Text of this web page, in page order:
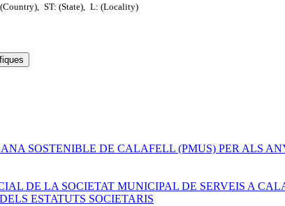
ST: (State), L: (Locality)
SOSTENIBLE DE CALAFELL (PMUS) PER ALS
DE LA SOCIETAT MUNICIPAL DE SERVEIS A
ESTATUTS SOCIETARIS